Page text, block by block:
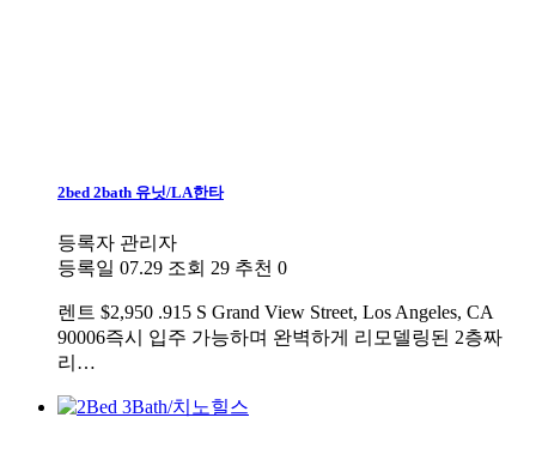
2bed 2bath 유닛/LA한타
등록자 관리자
등록일 07.29 조회 29 추천 0
렌트 $2,950 .915 S Grand View Street, Los Angeles, CA
90006즉시 입주 가능하며 완벽하게 리모델링된 2층짜
리…